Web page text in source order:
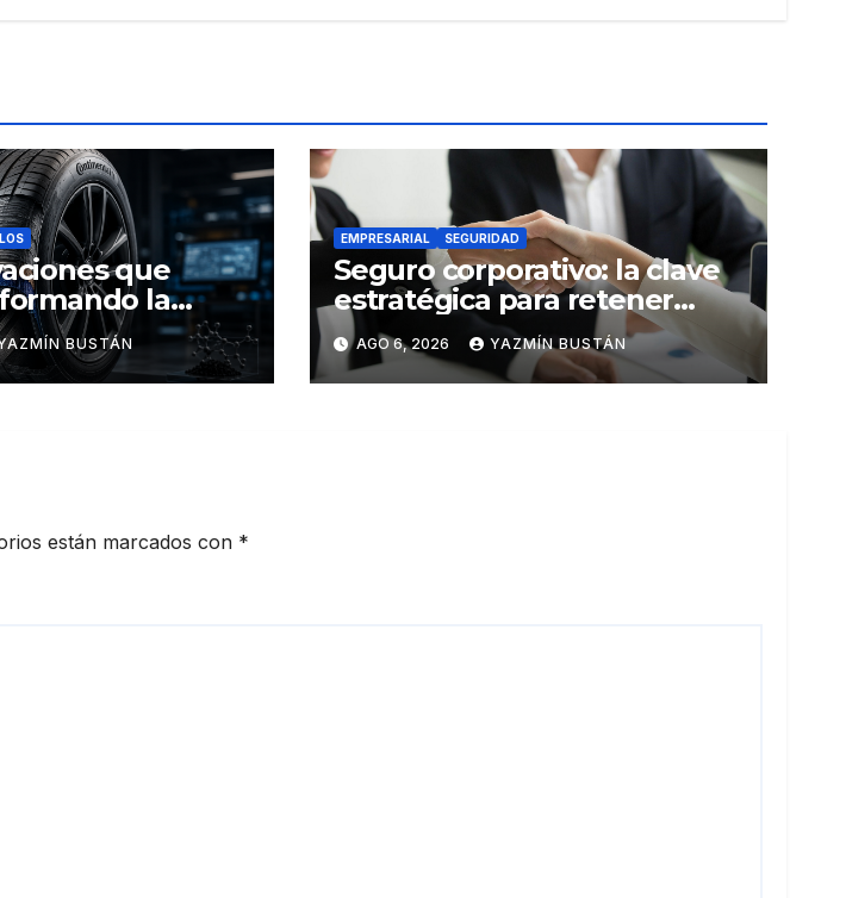
que
la
los neumáticos y
futuro de la
BUSTÁN
EMPRESARIAL SEGURIDAD
Seguro corporativo: la clave
estratégica para retener
talento en Ecuador
AGO 6, 2026 YAZMÍN BUSTÁN
están marcados con *